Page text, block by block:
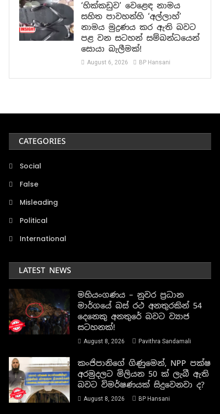
‘හික්කඩුව’ වෙළෙඳ නාමය
සහිත පාවහන්හි ‘අල්ලාහ්’
නාමය මුද්‍රණය කර ඇති බවට
පළ වන සටහන් සම්බන්ධයෙන්
සොයා බැලීමක්!
August 6, 2026 BP Hansani
CATEGORIES
Social
False
Misleading
Political
International
LATEST NEWS
මහියංගණය – නුවර ප්‍රධාන
මාර්ගයේ බස් රථ අනතුරකින් 54
දෙනෙකු අනතුරේ බවට ව්‍යාජ
සටහනක්!
August 8, 2026 Pavithra Sandamali
කංජිපානිගේ ගිණුමෙන්, NPP පක්ෂ
අරමුදලට මිලියන 50 ක් ලැබී ඇති
බවට විමර්ෂණයක් සිදුවෙනවා ද?
August 8, 2026 BP Hansani